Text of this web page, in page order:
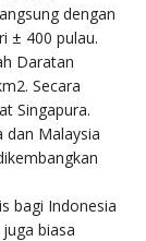
dengan
± 400 pulau.
Daratan
Secara
Singapura.
dan Malaysia
bagi Indonesia
biasa